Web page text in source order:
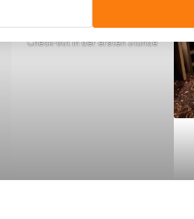
Extra-Service: Kostenloser später
Check-out in der ersten Stunde